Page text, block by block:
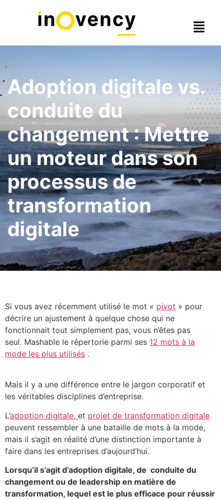
Adoption digitale vs.
conduite du
changement : Mettre
un moteur dans son
processus de
transformation
digitale
Si vous avez récemment utilisé le mot « pivot » pour
décrire un ajustement à quelque chose qui ne
fonctionnait tout simplement pas, vous n’êtes pas
seul. Mashable le répertorie parmi ses 12 mots à la
mode les plus utilisés .
Mais il y a une différence entre le jargon corporatif et
les véritables disciplines d’entreprise.
L’adoption digitale, et projet de transformation digitale
peuvent ressembler à une bataille de mots à la mode,
mais il s’agit en réalité d’une distinction importante à
faire dans les entreprises d’aujourd’hui.
Lorsqu’il s’agit d’adoption digitale, de conduite du
changement ou de leadership en matière de
transformation, lequel est le plus efficace pour réussir